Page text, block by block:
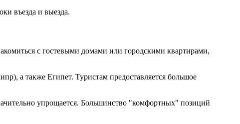
въезда и выезда.
с гостевыми домами или городскими квартирами,
а также Египет. Туристам предоставляется большое
упрощается. Большинство "комфортных" позиций